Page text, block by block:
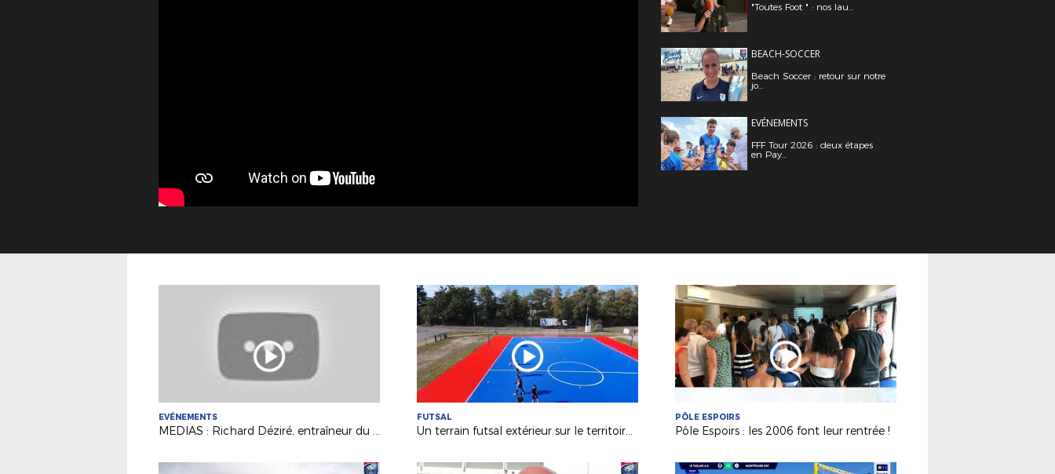
"Toutes Foot " : nos lau...
BEACH-SOCCER
Beach Soccer : retour sur notre
jo...
EVÉNEMENTS
FFF Tour 2026 : deux étapes
en Pay...
EVÉNEMENTS
MEDIAS : Richard Déziré, entraîneur du Mans FC invité d'“Une Semaine en Ballon"
FUTSAL
Un terrain futsal extérieur sur le territoire de la Ligue !
PÔLE ESPOIRS
Pôle Espoirs : les 2006 font leur rentrée !